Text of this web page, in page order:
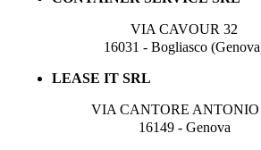
VIA CAVOUR 32
16031 - Bogliasco
LEASE IT SRL
VIA CANTORE ANTONIO
16149 - Genova